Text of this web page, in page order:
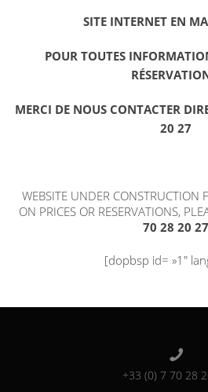
SITE INTERNET EN
POUR TOUTES
MERCI DE NOUS CONTACTER
20 27
WEBSITE UNDER CONSTRUCTION
ON PRICES OR RESERVATIONS,
70 28 20 27
[dopbsp id= »1″
+33 (0) 7 70 28